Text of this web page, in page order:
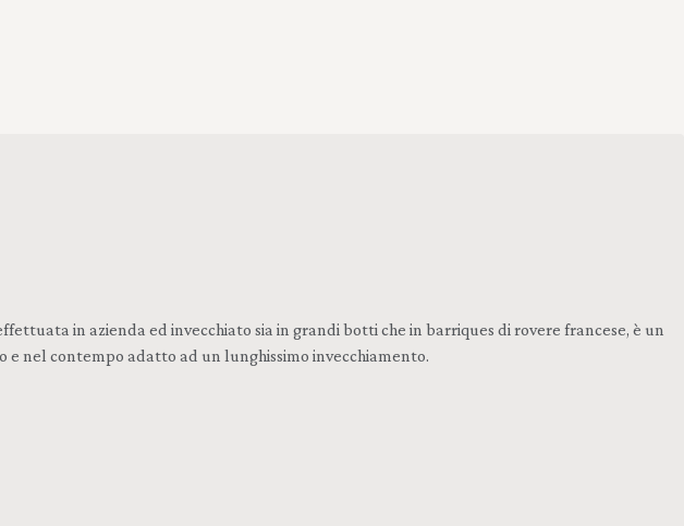
in azienda ed invecchiato sia in grandi botti che in barriques di rovere francese, è un
nel contempo adatto ad un lunghissimo invecchiamento.